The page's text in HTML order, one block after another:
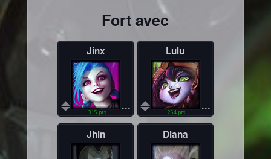
Fort avec
Jinx
...
+315 pts
Lulu
...
+264 pts
Jhin Diana